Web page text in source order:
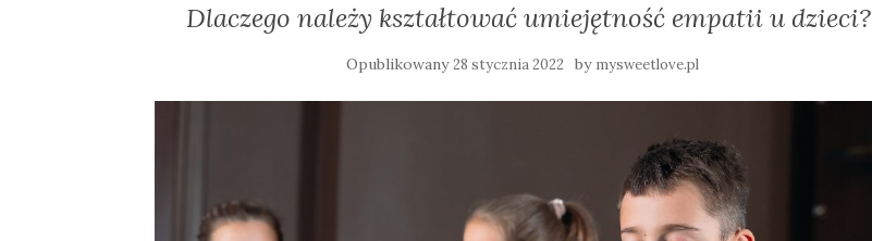
Dlaczego należy kształtować umiejętność empatii u dzieci?
Opublikowany28 stycznia 2022 by mysweetlove.pl